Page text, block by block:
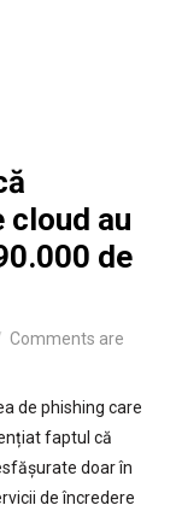
cloud au
de
Comments are
de phishing care
faptul că
doar în
de încredere